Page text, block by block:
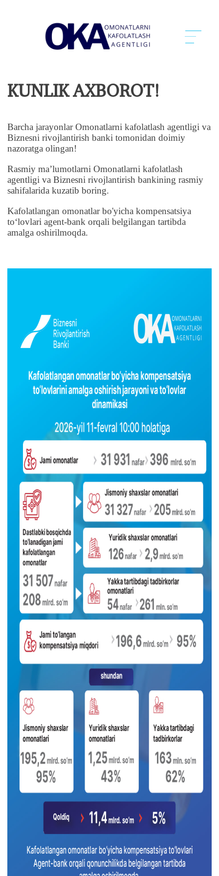
KUNLIK AXBOROT!
Barcha jarayonlar Omonatlarni kafolatlash agentligi va
Biznesni rivojlantirish banki tomonidan doimiy
nazoratga olingan!
Rasmiy ma’lumotlarni Omonatlarni kafolatlash
agentligi va Biznesni rivojlantirish bankining rasmiy
sahifalarida kuzatib boring.
Kafolatlangan omonatlar bo'yicha kompensatsiya
to‘lovlari agent-bank orqali belgilangan tartibda
amalga oshirilmoqda.